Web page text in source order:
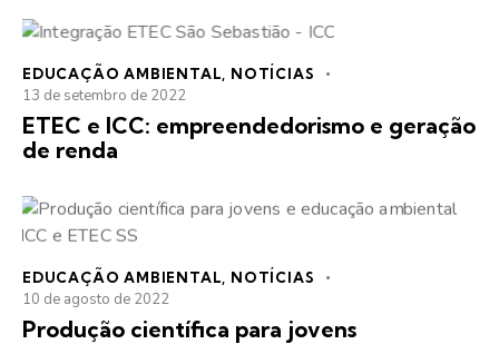
EDUCAÇÃO AMBIENTAL NOTÍCIAS
13 de setembro de 2022
ETEC e ICC: empreendedorismo e geração
de renda
EDUCAÇÃO AMBIENTAL NOTÍCIAS
10 de agosto de 2022
Produção científica para jovens